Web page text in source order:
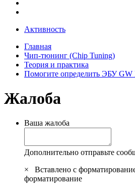
Активность
Главная
Чип-тюнинг (Chip Tuning)
Теория и практика
Помогите определить ЭБУ GW
Жалоба
Ваша жалоба
Дополнительно отправьте
×
Вставлено с
форматирование